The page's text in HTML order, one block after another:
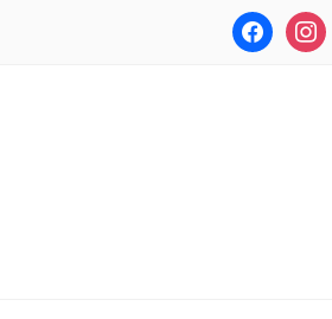
facebook